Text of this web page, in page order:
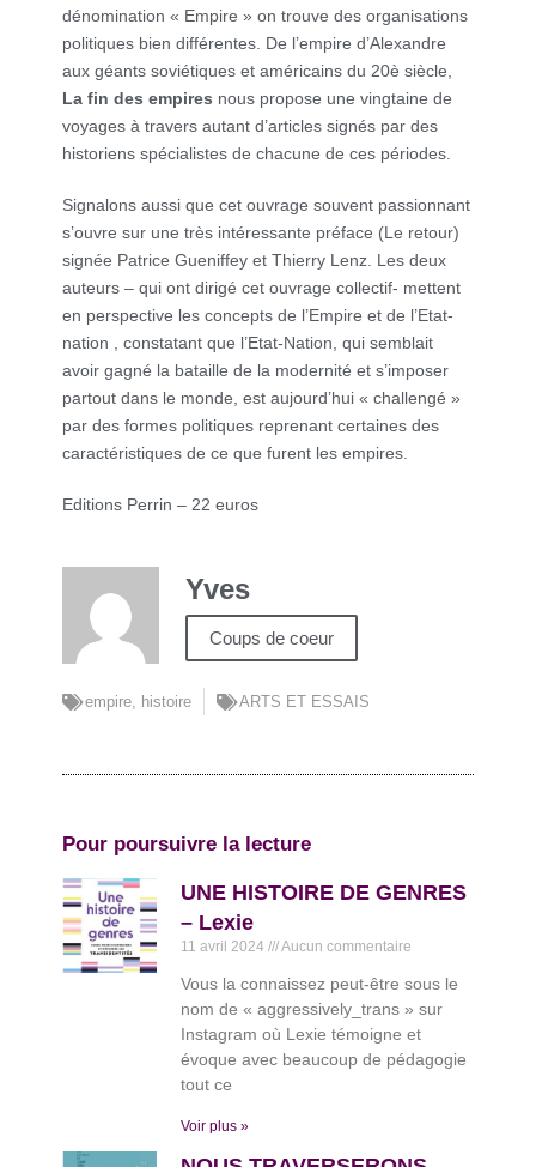
dénomination « Empire » on trouve des organisations
politiques bien différentes. De l’empire d’Alexandre
aux géants soviétiques et américains du 20è siècle,
La fin des empires nous propose une vingtaine de
voyages à travers autant d’articles signés par des
historiens spécialistes de chacune de ces périodes.
Signalons aussi que cet ouvrage souvent passionnant
s’ouvre sur une très intéressante préface (Le retour)
signée Patrice Gueniffey et Thierry Lenz. Les deux
auteurs – qui ont dirigé cet ouvrage collectif- mettent
en perspective les concepts de l’Empire et de l’Etat-
nation , constatant que l’Etat-Nation, qui semblait
avoir gagné la bataille de la modernité et s’imposer
partout dans le monde, est aujourd’hui « challengé »
par des formes politiques reprenant certaines des
caractéristiques de ce que furent les empires.
Editions Perrin – 22 euros
Yves
Coups de coeur
empire, histoire ARTS ET ESSAIS
Pour poursuivre la lecture
UNE HISTOIRE DE GENRES
– Lexie
11 avril 2024 Aucun commentaire
Vous la connaissez peut-être sous le
nom de « aggressively_trans » sur
Instagram où Lexie témoigne et
évoque avec beaucoup de pédagogie
tout ce
Voir plus »